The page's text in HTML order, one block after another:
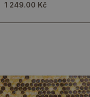
1 249.00 Kč